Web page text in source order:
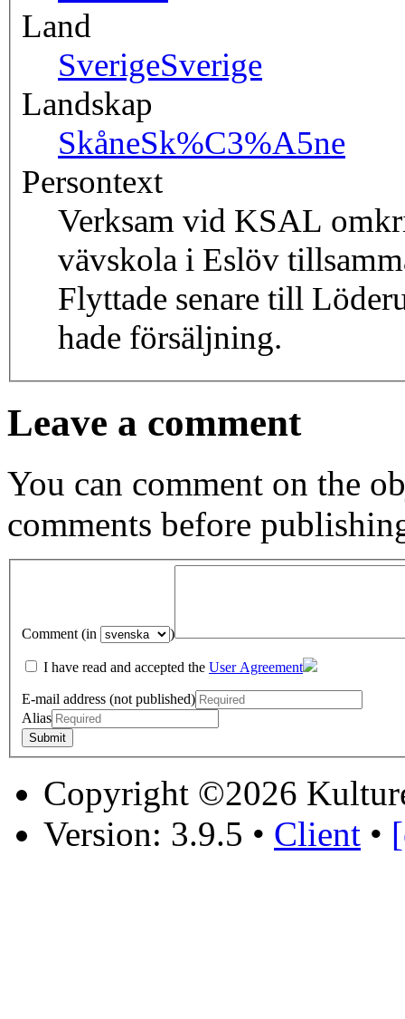
Land
SverigeSverige
Landskap
SkåneSk%C3%A5ne
Persontext
Verksam vid KSAL
vävskola i Eslöv
Flyttade senare till
hade försäljning.
Leave a comment
You can comment on the
comments before
Comment (in )
I have read and accepted the User Agreement
E-mail address (not published)
Alias
Copyright ©2026
Version: 3.9.5 • Client •